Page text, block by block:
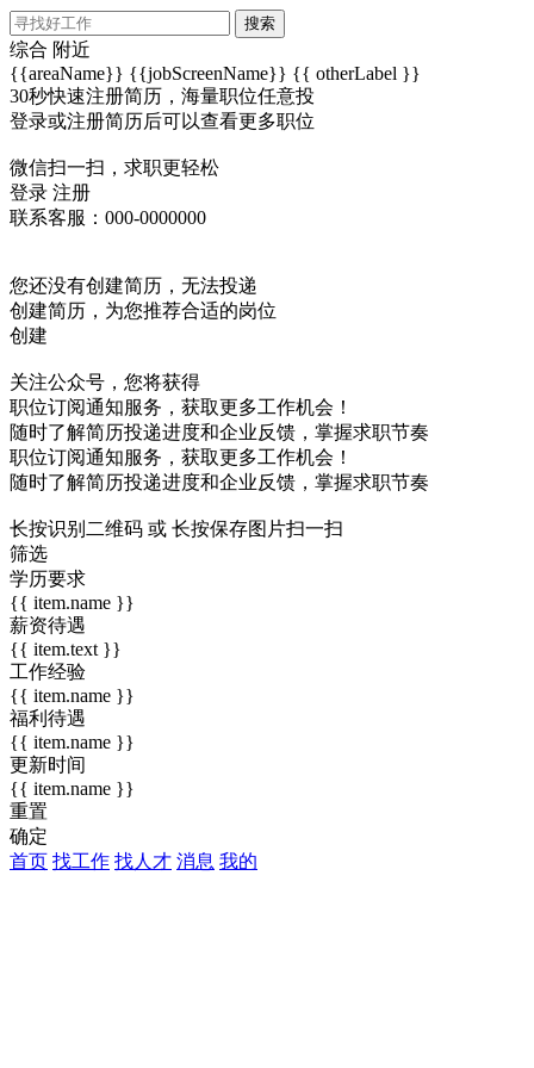
搜索
综合 附近
{{areaName}} {{jobScreenName}} {{ otherLabel }}
30秒快速注册简历，海量职位任意投
登录或注册简历后可以查看更多职位
微信扫一扫，求职更轻松
登录 注册
联系客服：000-0000000
您还没有创建简历，无法投递
创建简历，为您推荐合适的岗位
创建
关注公众号，您将获得
职位订阅通知服务，获取更多工作机会！
随时了解简历投递进度和企业反馈，掌握求职节奏
职位订阅通知服务，获取更多工作机会！
随时了解简历投递进度和企业反馈，掌握求职节奏
长按识别二维码 或 长按保存图片扫一扫
筛选
学历要求
{{ item.name }}
薪资待遇
{{ item.text }}
工作经验
{{ item.name }}
福利待遇
{{ item.name }}
更新时间
{{ item.name }}
重置
确定
首页 找工作 找人才 消息 我的